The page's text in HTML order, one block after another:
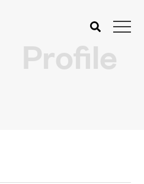
Profile